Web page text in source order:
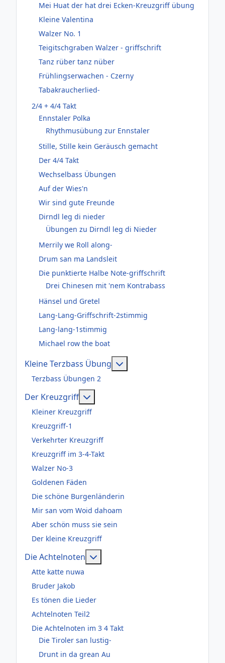
Mei Huat der hat drei Ecken-Kreuzgriff übung
Kleine Valentina
Walzer No. 1
Teigitschgraben Walzer - griffschrift
Tanz rüber tanz nüber
Frühlingserwachen - Czerny
Tabakraucherlied-
2/4 + 4/4 Takt
Ennstaler Polka
Rhythmusübung zur Ennstaler
Stille, Stille kein Geräusch gemacht
Der 4/4 Takt
Wechselbass Übungen
Auf der Wies'n
Wir sind gute Freunde
Dirndl leg di nieder
Übungen zu Dirndl leg di Nieder
Merrily we Roll along-
Drum san ma Landsleit
Die punktierte Halbe Note-griffschrift
Drei Chinesen mit 'nem Kontrabass
Hänsel und Gretel
Lang-Lang-Griffschrift-2stimmig
Lang-lang-1stimmig
Michael row the boat
Kleine Terzbass Übung
Terzbass Übungen 2
Der Kreuzgriff
Kleiner Kreuzgriff
Kreuzgriff-1
Verkehrter Kreuzgriff
Kreuzgriff im 3-4-Takt
Walzer No-3
Goldenen Fäden
Die schöne Burgenländerin
Mir san vom Woid dahoam
Aber schön muss sie sein
Der kleine Kreuzgriff
Die Achtelnoten
Atte katte nuwa
Bruder Jakob
Es tönen die Lieder
Achtelnoten Teil2
Die Achtelnoten im 3 4 Takt
Die Tiroler san lustig-
Drunt in da grean Au